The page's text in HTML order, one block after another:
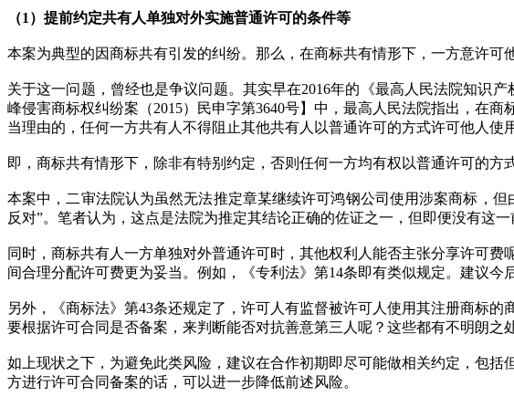
（1）提前约定共有人单独对外实施普通许可的条件等
本案为典型的因商标共有引发的纠纷。那么，在商标共有情形下，一方意许可
关于这一问题，曾经也是争议问题。其实早在2016年的《最高人民法院知识
峰侵害商标权纠纷案（2015）民申字第3640号】中，最高人民法院指出，在
当理由的，任何一方共有人不得阻止其他共有人以普通许可的方式许可他人使
即，商标共有情形下，除非有特别约定，否则任何一方均有权以普通许可的方
本案中，二审法院认为虽然无法推定章某继续许可鸿钢公司使用涉案商标，
反对”。笔者认为，这点是法院为推定其结论正确的佐证之一，但即便没有这
同时，商标共有人一方单独对外普通许可时，其他权利人能否主张分享许可
间合理分配许可费更为妥当。例如，《专利法》第14条即有类似规定。建议今
另外，《商标法》第43条还规定了，许可人有监督被许可人使用其注册商标
要根据许可合同是否备案，来判断能否对抗善意第三人呢？这些都有不明朗之处
如上现状之下，为避免此类风险，建议在合作初期即尽可能做相关约定，包
方进行许可合同备案的话，可以进一步降低前述风险。